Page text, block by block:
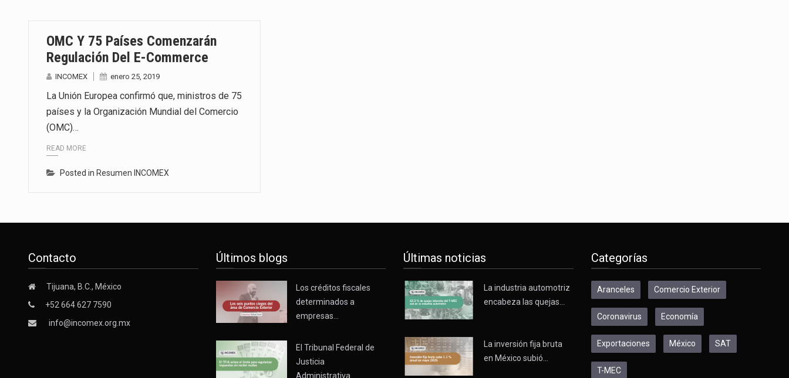
Ante la suspensión temporal de las inspecciones sanitarias del Departamento de Agricultura de Estados Unidos…
Los créditos fiscales determinados a empresas IMMEX rara vez nacen de una interpretación equivocada de…
La industria automotriz mexicana concentra más de la mitad de las quejas bajo el Mecanismo…
OMC Y 75 Países Comenzarán
Regulación Del E-Commerce
INCOMEX enero 25, 2019
La Unión Europea confirmó que, ministros de 75
países y la Organización Mundial del Comercio
(OMC)…
READ MORE
Posted in Resumen INCOMEX
Contacto
Tijuana, B.C., México
+52 664 627 7590
info@incomex.org.mx
Últimos blogs
Los créditos fiscales
determinados a
empresas…
El Tribunal Federal de
Justicia
Administrativa…
Últimas noticias
La industria automotriz
encabeza las quejas…
La inversión fija bruta
en México subió…
Categorías
Aranceles Comercio Exterior
Coronavirus Economía
Exportaciones México SAT
T-MEC